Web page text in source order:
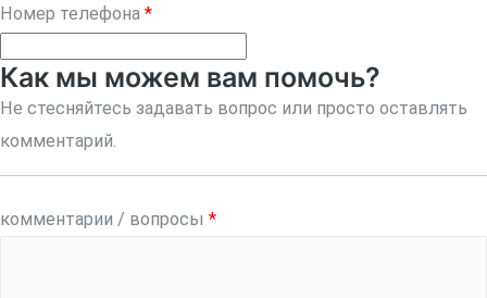
Номер телефона *
Как мы можем вам помочь?
Не стесняйтесь задавать вопрос или просто оставлять
комментарий.
комментарии / вопросы *